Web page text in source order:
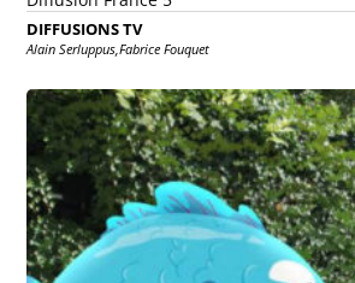
DIFFUSIONS TV
Alain Serluppus,Fabrice Fouquet